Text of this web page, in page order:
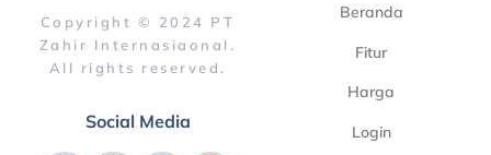
Copyright © 2024 PT
Zahir Internasiaonal.
All rights reserved.
Social Media
Beranda
Fitur
Harga
Login